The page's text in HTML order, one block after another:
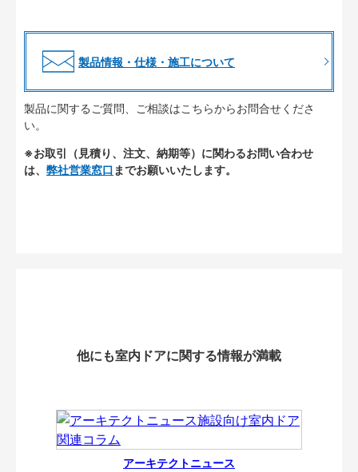
製品情報・仕様・施工について
製品に関するご質問、ご相談はこちらからお問合せくださ
い。
※お取引（見積り、注文、納期等）に関わるお問い合わせ
は、 弊社営業窓口 までお願いいたします。
他にも室内ドアに関する情報が満載
アーキテクトニュース